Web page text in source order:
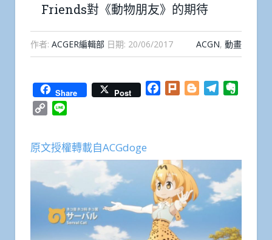
Friends對《動物朋友》的期待
作者: ACGER編輯部 日期: 20/06/2017 ACGN, 動畫
Share Post Facebook
Plurk BloggerTelegram
Copy
原文授權轉載自ACGdoge